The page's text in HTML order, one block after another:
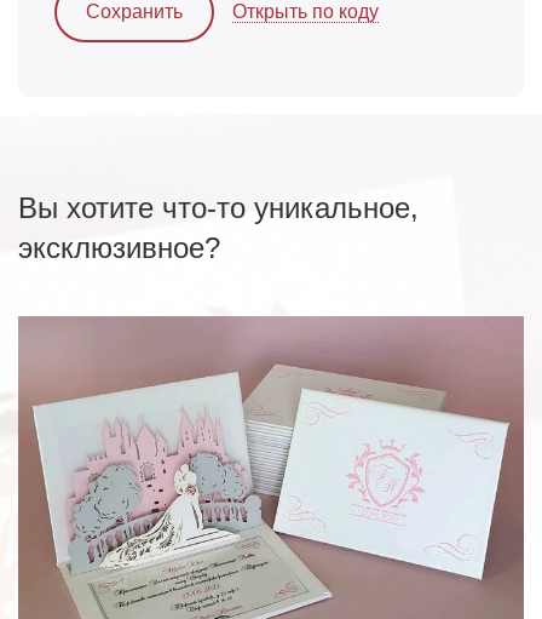
Сохранить Открыть по коду
Вы хотите что-то уникальное,
эксклюзивное?